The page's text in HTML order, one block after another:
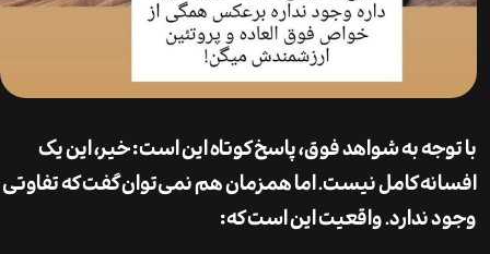
به شواهد فوق، پاسخ کوتاه این است: خیر، این یک
کامل نیست. اما همزمان هم نمی‌توان گفت که تفاوتی
واقعیت این است که: